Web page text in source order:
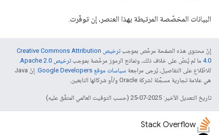
البيانات المخصّصة المرتبطة بهذا العنصر، إن توفّرت.
إنّ محتوى هذه الصفحة مرخّص بموجب
ترخيص Creative Commons Attribution
4.0‏ ما لم يُنصّ على خلاف ذلك، ونماذج الرموز مرخّصة بموجبترخيص Apache 2.0‏
.
للاطّلاع على التفاصيل، يُرجى مراجعة سياسات موقع Google Developers‏
. إنّ Java
هي علامة تجارية مسجَّلة لشركة Oracle و/أو شركائها التابعين.
تاريخ التعديل الأخير: 2025-07-25 (حسب التوقيت العالمي المتفَّق عليه)
Stack Overflow